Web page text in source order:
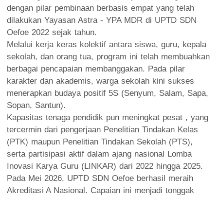
dengan pilar pembinaan berbasis empat yang telah
dilakukan Yayasan Astra - YPA MDR di UPTD SDN
Oefoe 2022 sejak tahun.
Melalui kerja keras kolektif antara siswa, guru, kepala
sekolah, dan orang tua, program ini telah membuahkan
berbagai pencapaian membanggakan. Pada pilar
karakter dan akademis, warga sekolah kini sukses
menerapkan budaya positif 5S (Senyum, Salam, Sapa,
Sopan, Santun).
Kapasitas tenaga pendidik pun meningkat pesat , yang
tercermin dari pengerjaan Penelitian Tindakan Kelas
(PTK) maupun Penelitian Tindakan Sekolah (PTS),
serta partisipasi aktif dalam ajang nasional Lomba
Inovasi Karya Guru (LINKAR) dari 2022 hingga 2025.
Pada Mei 2026, UPTD SDN Oefoe berhasil meraih
Akreditasi A Nasional. Capaian ini menjadi tonggak